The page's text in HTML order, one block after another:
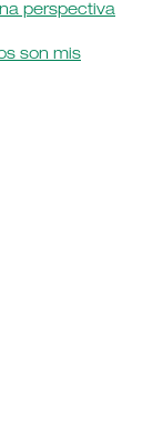
perspectiva
son mis